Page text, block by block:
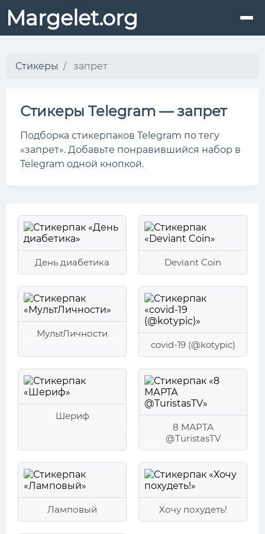
Margelet.org
Стикеры запрет
Стикеры Telegram — запрет
Подборка стикерпаков Telegram по тегу
«запрет». Добавьте понравившийся набор в
Telegram одной кнопкой.
День диабетика Deviant Coin
МультЛичности
covid-19 (@kotypic)
Шериф
8 МАРТА
@TuristasTV
Ламповый Хочу похудеть!